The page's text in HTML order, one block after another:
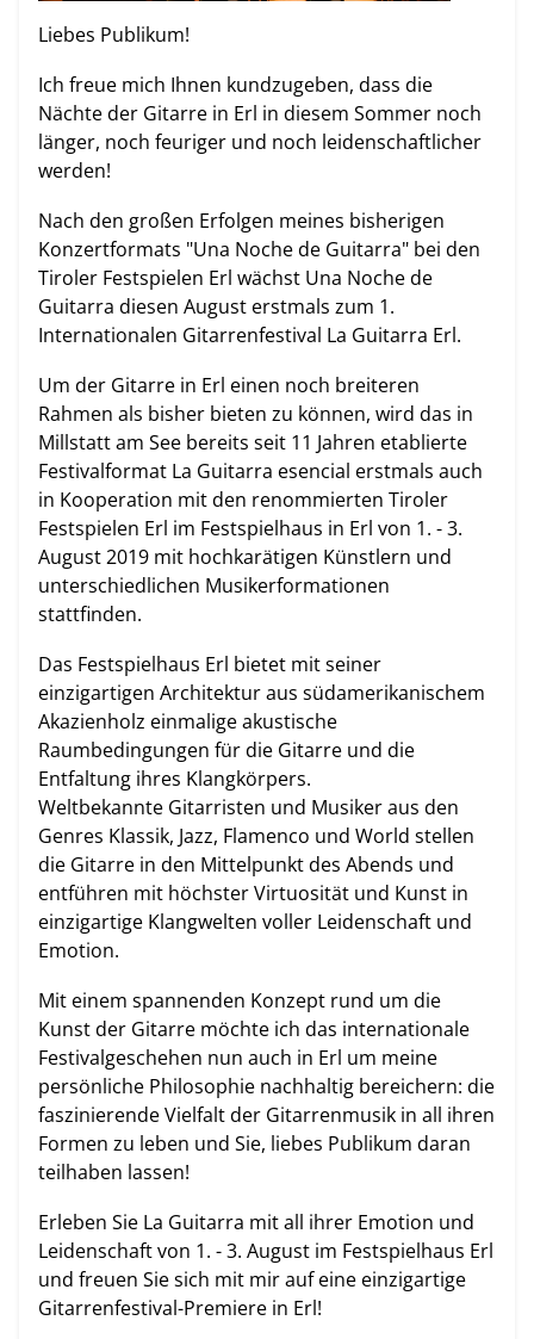
Liebes Publikum!
Ich freue mich Ihnen kundzugeben, dass die
Nächte der Gitarre in Erl in diesem Sommer noch
länger, noch feuriger und noch leidenschaftlicher
werden!
Nach den großen Erfolgen meines bisherigen
Konzertformats "Una Noche de Guitarra" bei den
Tiroler Festspielen Erl wächst Una Noche de
Guitarra diesen August erstmals zum 1.
Internationalen Gitarrenfestival La Guitarra Erl.
Um der Gitarre in Erl einen noch breiteren
Rahmen als bisher bieten zu können, wird das in
Millstatt am See bereits seit 11 Jahren etablierte
Festivalformat La Guitarra esencial erstmals auch
in Kooperation mit den renommierten Tiroler
Festspielen Erl im Festspielhaus in Erl von 1. - 3.
August 2019 mit hochkarätigen Künstlern und
unterschiedlichen Musikerformationen
stattfinden.
Das Festspielhaus Erl bietet mit seiner
einzigartigen Architektur aus südamerikanischem
Akazienholz einmalige akustische
Raumbedingungen für die Gitarre und die
Entfaltung ihres Klangkörpers.
Weltbekannte Gitarristen und Musiker aus den
Genres Klassik, Jazz, Flamenco und World stellen
die Gitarre in den Mittelpunkt des Abends und
entführen mit höchster Virtuosität und Kunst in
einzigartige Klangwelten voller Leidenschaft und
Emotion.
Mit einem spannenden Konzept rund um die
Kunst der Gitarre möchte ich das internationale
Festivalgeschehen nun auch in Erl um meine
persönliche Philosophie nachhaltig bereichern: die
faszinierende Vielfalt der Gitarrenmusik in all ihren
Formen zu leben und Sie, liebes Publikum daran
teilhaben lassen!
Erleben Sie La Guitarra mit all ihrer Emotion und
Leidenschaft von 1. - 3. August im Festspielhaus Erl
und freuen Sie sich mit mir auf eine einzigartige
Gitarrenfestival-Premiere in Erl!